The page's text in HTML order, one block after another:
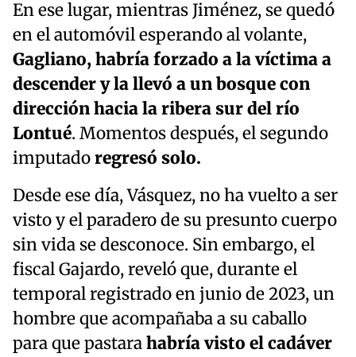
En ese lugar, mientras Jiménez, se quedó
en el automóvil esperando al volante,
Gagliano, habría forzado a la víctima a
descender y la llevó a un bosque con
dirección hacia la ribera sur del río
Lontué. Momentos después, el segundo
imputadoregresó solo.
Desde ese día, Vásquez, no ha vuelto a ser
visto y el paradero de su presunto cuerpo
sin vida se desconoce. Sin embargo, el
fiscal Gajardo, reveló que, durante el
temporal registrado en junio de 2023, un
hombre que acompañaba a su caballo
para que pastarahabría visto el cadáver